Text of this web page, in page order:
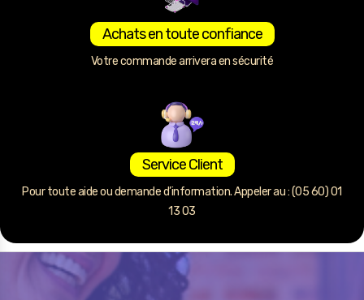
Achats en toute confiance
Votre commande arrivera en sécurité
Service Client
Pour toute aide ou demande d’information. Appeler au : (05 60) 01
13 03